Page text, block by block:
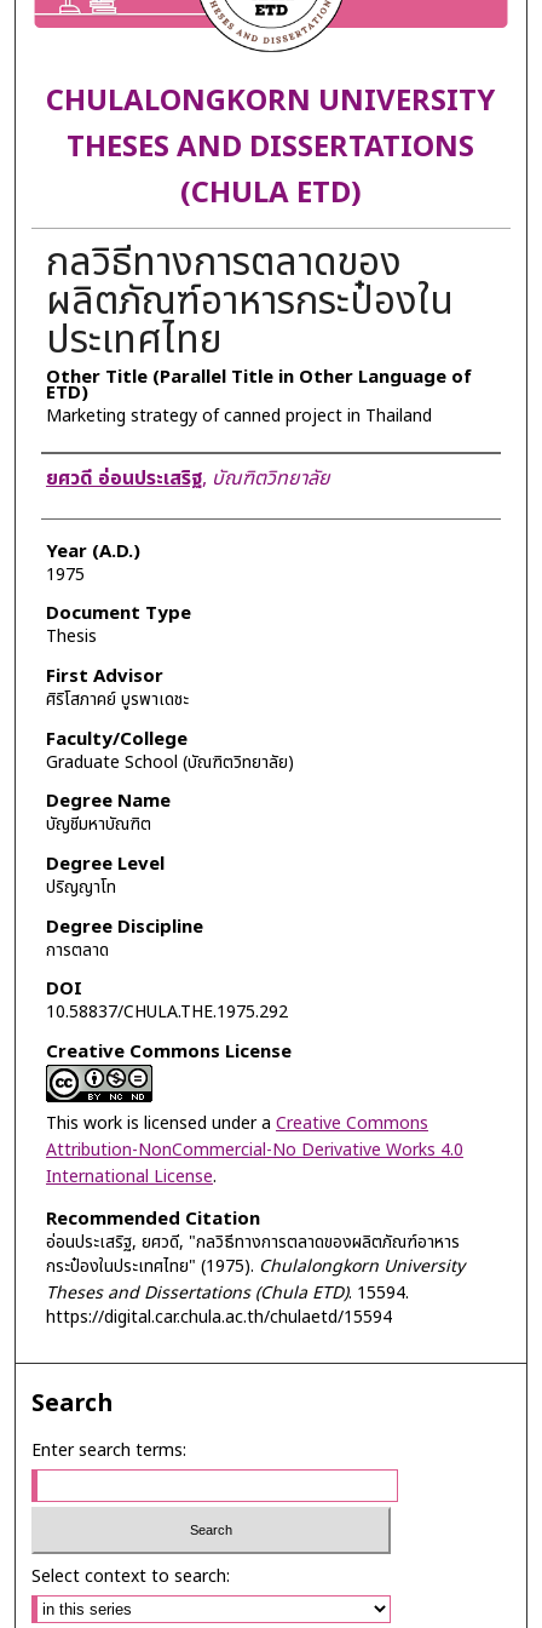
CHULALONGKORN UNIVERSITY
THESES AND DISSERTATIONS
(CHULA ETD)
กลวิธีทางการตลาดของ
ผลิตภัณฑ์อาหารกระป๋องใน
ประเทศไทย
Other Title (Parallel Title in Other Language of
ETD)
Marketing strategy of canned project in Thailand
Author
ยศวดี อ่อนประเสริฐ, บัณฑิตวิทยาลัย
Year (A.D.)
1975
Document Type
Thesis
First Advisor
ศิริโสภาคย์ บูรพาเดชะ
Faculty/College
Graduate School (บัณฑิตวิทยาลัย)
Degree Name
บัญชีมหาบัณฑิต
Degree Level
ปริญญาโท
Degree Discipline
การตลาด
DOI
10.58837/CHULA.THE.1975.292
Creative Commons License
This work is licensed under a Creative Commons
Attribution-NonCommercial-No Derivative Works 4.0
International License.
Recommended Citation
อ่อนประเสริฐ, ยศวดี, "กลวิธีทางการตลาดของผลิตภัณฑ์อาหาร
กระป๋องในประเทศไทย" (1975). Chulalongkorn University
Theses and Dissertations (Chula ETD). 15594.
https://digital.car.chula.ac.th/chulaetd/15594
Search
Enter search terms:
Select context to search: